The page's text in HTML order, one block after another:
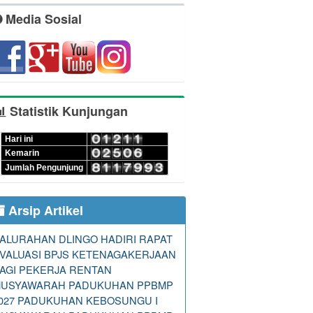
Media Sosial
Statistik Kunjungan
Hari ini
Kemarin
Jumlah Pengunjung
Arsip Artikel
DLINGO HADIRI RAPAT
BPJS KETENAGAKERJAAN
PEKERJA RENTAN
PADUKUHAN PPBMP
PADUKUHAN KEBOSUNGU I